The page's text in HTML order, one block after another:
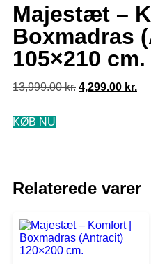
Majestæt –
Boxmadras
105×210 cm.
13,999.00kr. 4,299.00 kr.
KØB NU
Relaterede varer